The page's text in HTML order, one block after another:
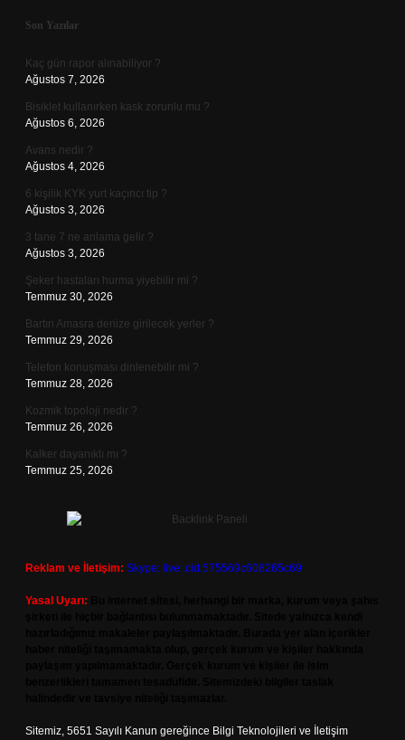
Sidebar
Son Yazılar
Kaç gün rapor alınabiliyor ?
Ağustos 7, 2026
Bisiklet kullanırken kask zorunlu mu ?
Ağustos 6, 2026
Avans nedir ?
Ağustos 4, 2026
6 kişilik KYK yurt kaçıncı tip ?
Ağustos 3, 2026
3 tane 7 ne anlama gelir ?
Ağustos 3, 2026
Şeker hastaları hurma yiyebilir mi ?
Temmuz 30, 2026
Bartın Amasra denize girilecek yerler ?
Temmuz 29, 2026
Telefon konuşması dinlenebilir mi ?
Temmuz 28, 2026
Kozmik topoloji nedir ?
Temmuz 26, 2026
Kalker dayanıklı mı ?
Temmuz 25, 2026
Reklam ve İletişim: Skype: live:.cid.575569c608265c69
Yasal Uyarı:
Sitemiz, 5651 Sayılı Kanun gereğince Bilgi Teknolojileri ve İletişim